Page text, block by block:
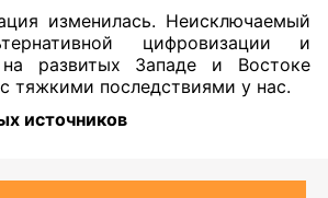
изменилась. Неисключаемый
цифровизации и
развитых Западе и Востоке
тяжкими последствиями у нас.
источников